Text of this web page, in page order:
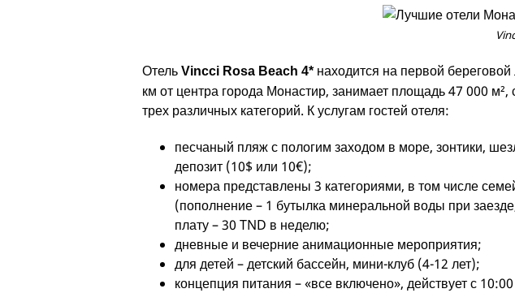
Отель Vincci Rosa Beach 4*находится на первой
км от центра города Монастир, занимает площадь 47 000
трех различных категорий. К услугам гостей отеля:
песчаный пляж с пологим заходом в море, зонтики,
депозит (10$ или 10€);
номера представлены 3 категориями, в том числе
(пополнение – 1 бутылка минеральной воды при
плату – 30 TND в неделю;
дневные и вечерние анимационные мероприятия;
для детей – детский бассейн, мини-клуб (4-12 лет);
концепция питания – «все включено», действует с